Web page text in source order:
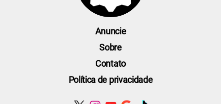
Anuncie
Sobre
Contato
Política de privacidade